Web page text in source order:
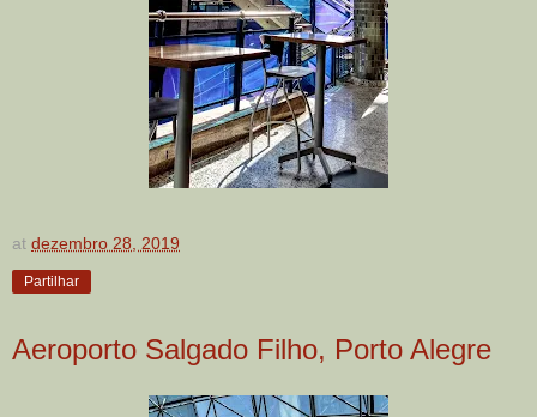
at dezembro 28, 2019
Partilhar
Aeroporto Salgado Filho, Porto Alegre